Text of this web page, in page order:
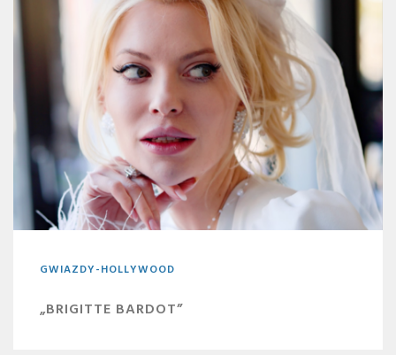
GWIAZDY-HOLLYWOOD
„BRIGITTE BARDOT”